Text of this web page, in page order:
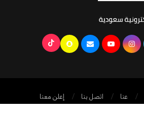
عنا اتصل بنا إعلن معنا